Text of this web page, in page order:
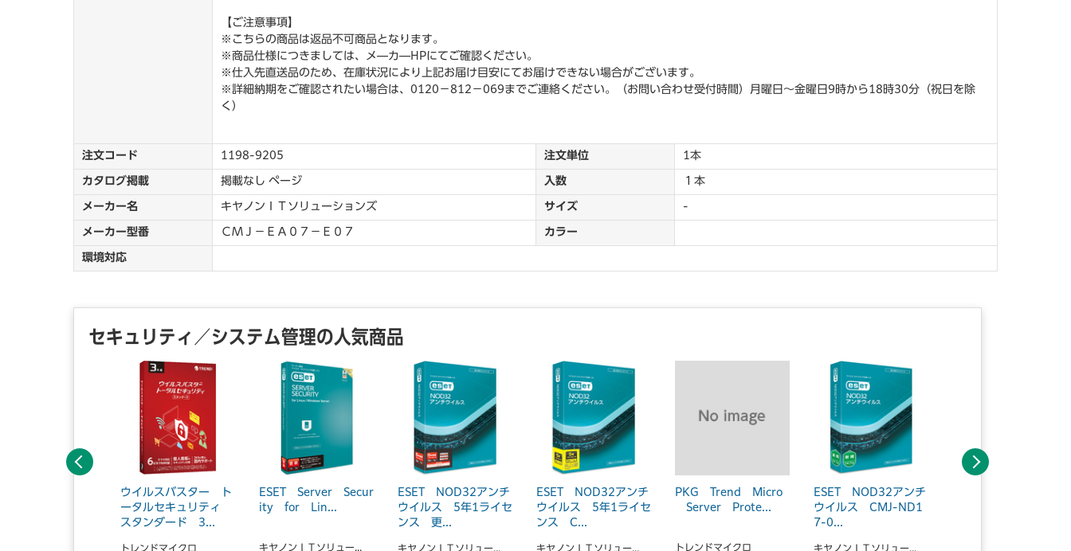
【ご注意事項】
※こちらの商品は返品不可商品となります。
※商品仕様につきましては、メ―カ―HPにてご確認ください。
※仕入先直送品のため、在庫状況により上記お届け目安にてお届けできない場合がございます。
※詳細納期をご確認されたい場合は、0120－812－069までご連絡ください。（お問い合わせ受付時間）月曜日～金曜日9時から18時30分（祝日を除
く）
注文コード 1198-9205 注文単位 1本
カタログ掲載 掲載なし ページ 入数 １本
メーカー名 キヤノンＩＴソリューションズ サイズ -
メーカー型番 ＣＭＪ－ＥＡ０７－Ｅ０７ カラー
環境対応
セキュリティ／システム管理の人気商品
ウイルスバスター ト
ータルセキュリティ
スタンダード 3...
ESET Server Secur
ity for Lin...
キヤノンＩＴソリュー...
ESET NOD32アンチ
ウイルス 5年1ライセ
ンス 更...
ESET NOD32アンチ
ウイルス 5年1ライセ
ンス C...
PKG Trend Micro
Server Prote...
トレンドマイクロ
ESET NOD32アンチ
ウイルス CMJ-ND1
7-0...
前へ 次へ